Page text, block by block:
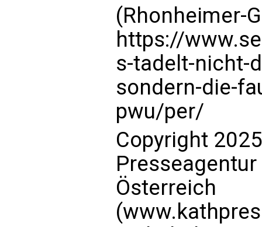
(Rhonheimer-
https://
s-tadelt-nicht-
sondern-die-
pwu/per/
Copyright
Presseagentur
Österreich